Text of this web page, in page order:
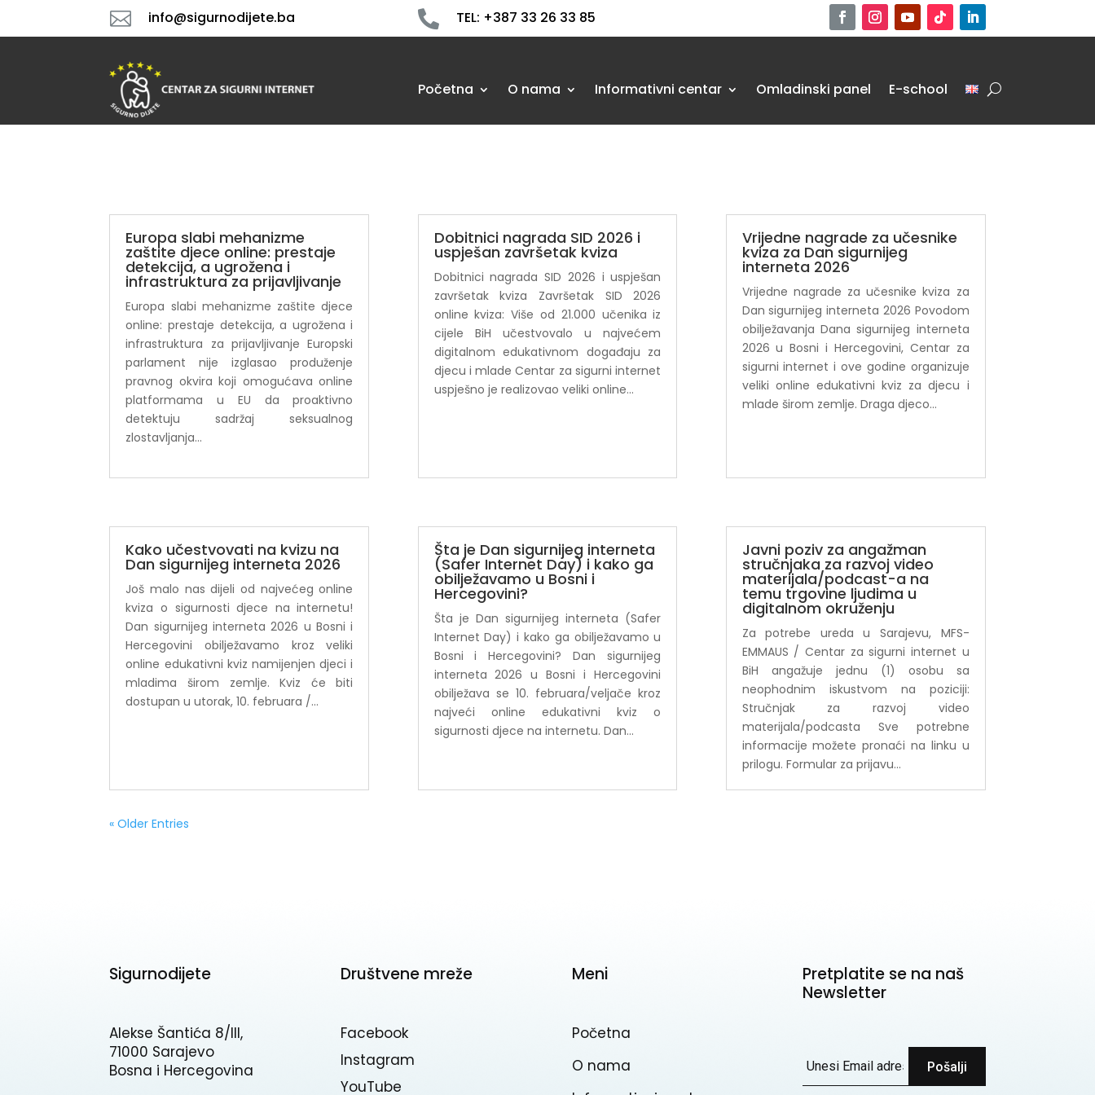
 info@sigurnodijete.ba  TEL: +387 33 26 33 85
Početna O nama Informativni centar Omladinski panel E-school
Europa slabi mehanizme
zaštite djece online: prestaje
detekcija, a ugrožena i
infrastruktura za prijavljivanje
Europa slabi mehanizme zaštite djece
online: prestaje detekcija, a ugrožena i
infrastruktura za prijavljivanje Europski
parlament nije izglasao produženje
pravnog okvira koji omogućava online
platformama u EU da proaktivno
detektuju sadržaj seksualnog
zlostavljanja...
Kako učestvovati na kvizu na
Dan sigurnijeg interneta 2026
Još malo nas dijeli od najvećeg online
kviza o sigurnosti djece na internetu!
Dan sigurnijeg interneta 2026 u Bosni i
Hercegovini obilježavamo kroz veliki
online edukativni kviz namijenjen djeci i
mladima širom zemlje. Kviz će biti
dostupan u utorak, 10. februara /...
Dobitnici nagrada SID 2026 i
uspješan završetak kviza
Dobitnici nagrada SID 2026 i uspješan
završetak kviza Završetak SID 2026
online kviza: Više od 21.000 učenika iz
cijele BiH učestvovalo u najvećem
digitalnom edukativnom događaju za
djecu i mlade Centar za sigurni internet
uspješno je realizovao veliki online...
Šta je Dan sigurnijeg interneta
(Safer Internet Day) i kako ga
obilježavamo u Bosni i
Hercegovini?
Šta je Dan sigurnijeg interneta (Safer
Internet Day) i kako ga obilježavamo u
Bosni i Hercegovini? Dan sigurnijeg
interneta 2026 u Bosni i Hercegovini
obilježava se 10. februara/veljače kroz
najveći online edukativni kviz o
sigurnosti djece na internetu. Dan...
Vrijedne nagrade za učesnike
kviza za Dan sigurnijeg
interneta 2026
Vrijedne nagrade za učesnike kviza za
Dan sigurnijeg interneta 2026 Povodom
obilježavanja Dana sigurnijeg interneta
2026 u Bosni i Hercegovini, Centar za
sigurni internet i ove godine organizuje
veliki online edukativni kviz za djecu i
mlade širom zemlje. Draga djeco...
Javni poziv za angažman
stručnjaka za razvoj video
materijala/podcast-a na
temu trgovine ljudima u
digitalnom okruženju
Za potrebe ureda u Sarajevu, MFS-
EMMAUS / Centar za sigurni internet u
BiH angažuje jednu (1) osobu sa
neophodnim iskustvom na poziciji:
Stručnjak za razvoj video
materijala/podcasta Sve potrebne
informacije možete pronaći na linku u
prilogu. Formular za prijavu...
« Older Entries
Sigurnodijete
Alekse Šantića 8/III,
71000 Sarajevo
Bosna i Hercegovina
Društvene mreže
Facebook
Instagram
YouTube
Meni
Početna
O nama
Pretplatite se na naš
Newsletter
Pošalji